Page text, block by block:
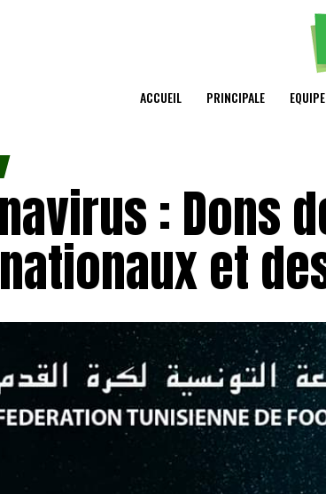
ACCUEIL PRINCIPALE
: Dons
et